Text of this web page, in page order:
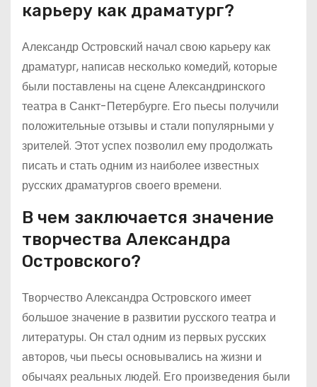
карьеру как драматург?
Александр Островский начал свою карьеру как
драматург, написав несколько комедий, которые
были поставлены на сцене Александринского
театра в Санкт-Петербурге. Его пьесы получили
положительные отзывы и стали популярными у
зрителей. Этот успех позволил ему продолжать
писать и стать одним из наиболее известных
русских драматургов своего времени.
В чем заключается значение
творчества Александра
Островского?
Творчество Александра Островского имеет
большое значение в развитии русского театра и
литературы. Он стал одним из первых русских
авторов, чьи пьесы основывались на жизни и
обычаях реальных людей. Его произведения были